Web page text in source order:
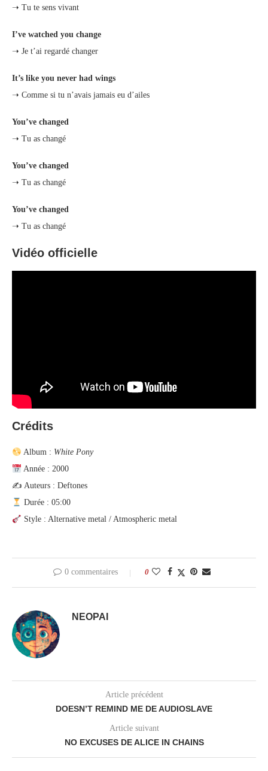
➝ Tu te sens vivant
I’ve watched you change
➝ Je t’ai regardé changer
It’s like you never had wings
➝ Comme si tu n’avais jamais eu d’ailes
You’ve changed
➝ Tu as changé
You’ve changed
➝ Tu as changé
You’ve changed
➝ Tu as changé
Vidéo officielle
Crédits
Album : White Pony
Année : 2000
✍️ Auteurs : Deftones
Durée : 05:00
Style : Alternative metal / Atmospheric metal
0 commentaires 0
NEOPAI
Article précédent
DOESN’T REMIND ME DE AUDIOSLAVE
Article suivant
NO EXCUSES DE ALICE IN CHAINS